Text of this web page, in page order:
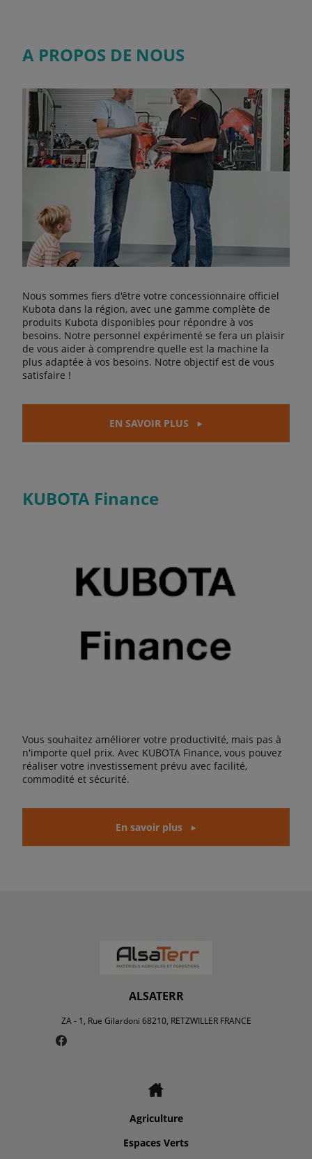
A PROPOS DE NOUS
Nous sommes fiers d'être votre concessionnaire officiel
Kubota dans la région, avec une gamme complète de
produits Kubota disponibles pour répondre à vos
besoins. Notre personnel expérimenté se fera un plaisir
de vous aider à comprendre quelle est la machine la
plus adaptée à vos besoins. Notre objectif est de vous
satisfaire !
EN SAVOIR PLUS
KUBOTA Finance
Vous souhaitez améliorer votre productivité, mais pas à
n'importe quel prix. Avec KUBOTA Finance, vous pouvez
réaliser votre investissement prévu avec facilité,
commodité et sécurité.
En savoir plus
ALSATERR
ZA - 1, Rue Gilardoni 68210, RETZWILLER FRANCE
Agriculture
Espaces Verts